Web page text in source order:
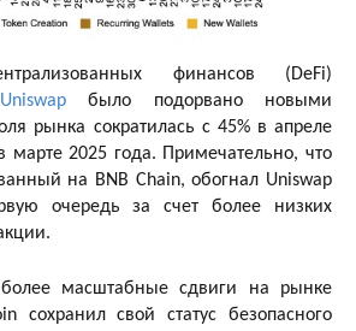
финансов (DeFi)
Uniswapбыло подорвано новыми
рынка сократилась с 45% в апреле
марте 2025 года. Примечательно, что
на BNB Chain, обогнал Uniswap
очередь за счет более низких
масштабные сдвиги на рынке
сохранил свой статус безопасного